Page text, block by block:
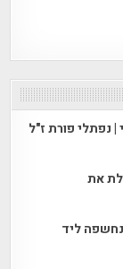
| נפתלי פורת ז"ל
את
ליד